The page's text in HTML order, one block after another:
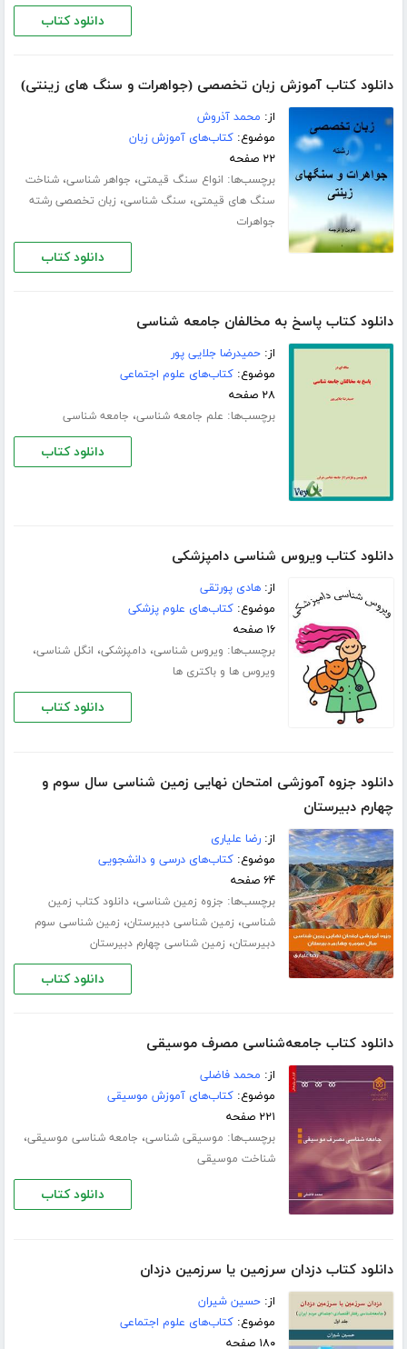
دانلود کتاب
دانلود کتاب آموزش زبان تخصصی (جواهرات و سنگ های زینتی)
از: محمد آذروش
موضوع:کتاب‌های آموزش زبان
۲۲ صفحه
برچسب‌ها: انواع سنگ قیمتی، جواهر شناسی،شناخت
سنگ های قیمتی، سنگ شناسی، زبان تخصصی رشته
جواهرات
دانلود کتاب
دانلود کتاب پاسخ به مخالفان جامعه شناسی
از:حمیدرضا جلایی پور
موضوع:کتاب‌های علوم اجتماعی
۲۸ صفحه
برچسب‌ها: علم جامعه شناسی، جامعه شناسی
دانلود کتاب
دانلود کتاب ویروس شناسی دامپزشکی
از:هادی پورتقی
موضوع:کتاب‌های علوم پزشکی
۱۶ صفحه
برچسب‌ها: ویروس شناسی،دامپزشکی، انگل شناسی،
ویروس ها و باکتری ها
دانلود کتاب
دانلود جزوه آموزشی امتحان نهایی زمین شناسی سال سوم و
چهارم دبیرستان
از:رضا علیاری
موضوع:کتاب‌های درسی و دانشجویی
۶۴ صفحه
برچسب‌ها: جزوه زمین شناسی،دانلود کتاب زمین
شناسی، زمین شناسی دبیرستان، زمین شناسی سوم
دبیرستان، زمین شناسی چهارم دبیرستان
دانلود کتاب
دانلود کتاب جامعه‌شناسی مصرف موسیقی
از: محمد فاضلی
موضوع:کتاب‌های آموزش موسیقی
۲۲۱ صفحه
برچسب‌ها: موسیقی شناسی، جامعه شناسی موسیقی،
شناخت موسیقی
دانلود کتاب
دانلود کتاب دزدان سرزمین یا سرزمین دزدان
از:حسین شیران
موضوع:کتاب‌های علوم اجتماعی
۱۸۰ صفحه